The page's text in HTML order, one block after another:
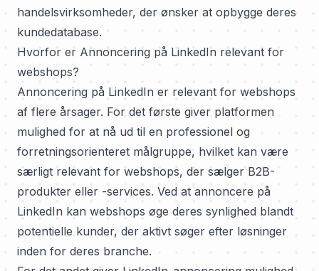
handelsvirksomheder, der ønsker at opbygge deres
kundedatabase.
Hvorfor er Annoncering på LinkedIn relevant for
webshops?
Annoncering på LinkedIn er relevant for webshops
af flere årsager. For det første giver platformen
mulighed for at nå ud til en professionel og
forretningsorienteret målgruppe, hvilket kan være
særligt relevant for webshops, der sælger B2B-
produkter eller -services. Ved at annoncere på
LinkedIn kan webshops øge deres synlighed blandt
potentielle kunder, der aktivt søger efter løsninger
inden for deres branche.